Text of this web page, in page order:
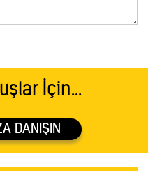
İçin...
DANIŞIN